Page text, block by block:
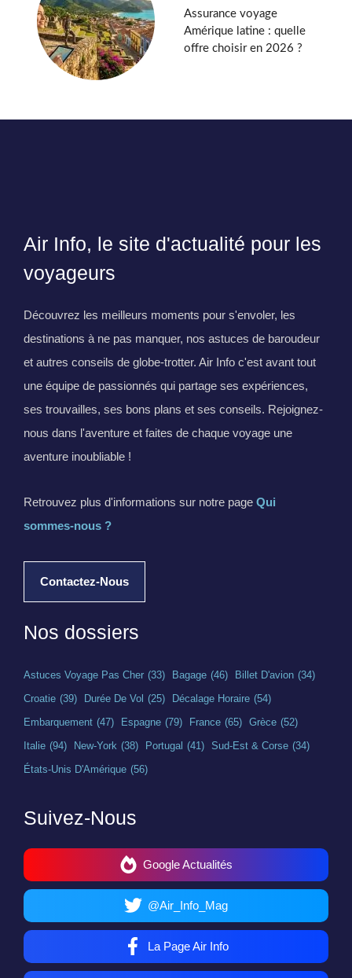
Assurance voyage
Amérique latine : quelle
offre choisir en 2026 ?
Air Info, le site d'actualité pour les
voyageurs
Découvrez les meilleurs moments pour s'envoler, les
destinations à ne pas manquer, nos astuces de baroudeur
et autres conseils de globe-trotter. Air Info c'est avant tout
une équipe de passionnés qui partage ses expériences,
ses trouvailles, ses bons plans et ses conseils. Rejoignez-
nous dans l'aventure et faites de chaque voyage une
aventure inoubliable !
Retrouvez plus d'informations sur notre page Qui
sommes-nous ?
Contactez-Nous
Nos dossiers
Astuces Voyage Pas Cher (33) Bagage (46) Billet D'avion (34)
Croatie (39) Durée De Vol (25) Décalage Horaire (54)
Embarquement (47) Espagne (79) France (65) Grèce (52)
Italie (94) New-York (38) Portugal (41) Sud-Est & Corse (34)
États-Unis D'Amérique (56)
Suivez-Nous
Google Actualités
@Air_Info_Mag
La Page Air Info